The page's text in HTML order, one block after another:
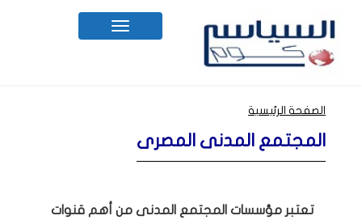
Toggle
navigation
الصفحة الرئيسية
المجتمع المدنى المصرى
تعتبر مؤسسات المجتمع المدنى من أهم قنوات